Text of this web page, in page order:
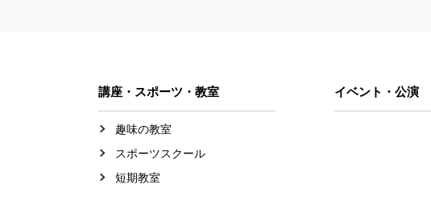
講座・スポーツ・教室
趣味の教室
スポーツスクール
短期教室
イベント・公演